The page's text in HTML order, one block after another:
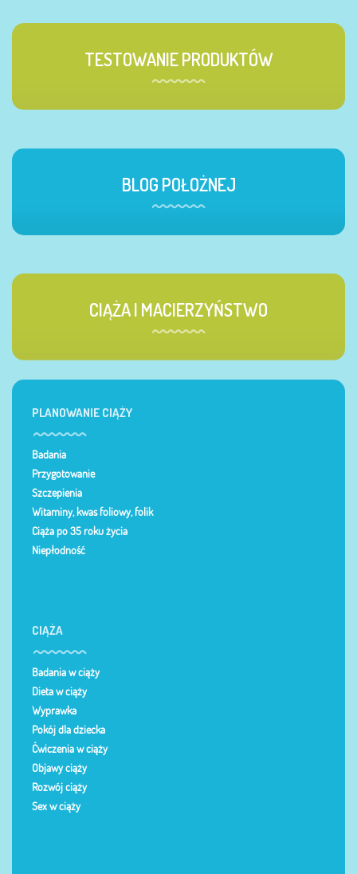
TESTOWANIE PRODUKTÓW
BLOG POŁOŻNEJ
CIĄŻA I MACIERZYŃSTWO
PLANOWANIE CIĄŻY
Badania
Przygotowanie
Szczepienia
Witaminy, kwas foliowy, folik
Ciąża po 35 roku życia
Niepłodność
CIĄŻA
Badania w ciąży
Dieta w ciąży
Wyprawka
Pokój dla dziecka
Ćwiczenia w ciąży
Objawy ciąży
Rozwój ciąży
Sex w ciąży